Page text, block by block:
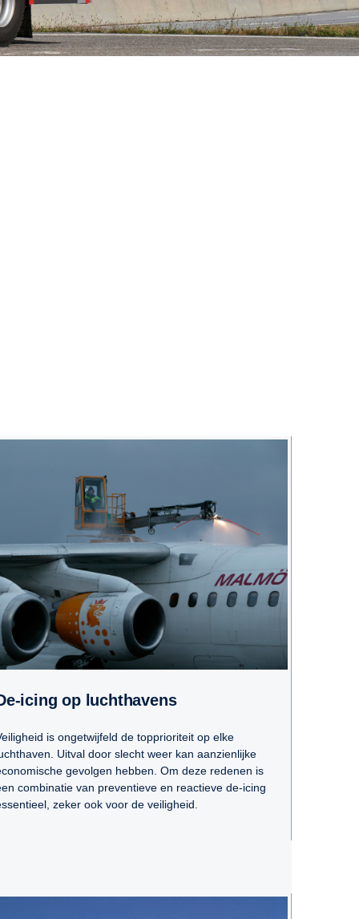
De-icing op luchthavens
is ongetwijfeld de topprioriteit op elke
Uitval door slecht weer kan aanzienlijke
gevolgen hebben. Om deze redenen is
combinatie van preventieve en reactieve de-icing
zeker ook voor de veiligheid.